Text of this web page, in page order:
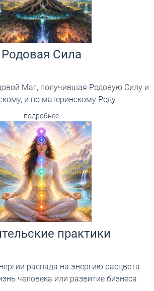
Родовая Сила
Маг, получившая Родовую Силу и
и по материнскому Роду.
подробнее
практики
распада на энергию расцвета
человека или развитие бизнеса